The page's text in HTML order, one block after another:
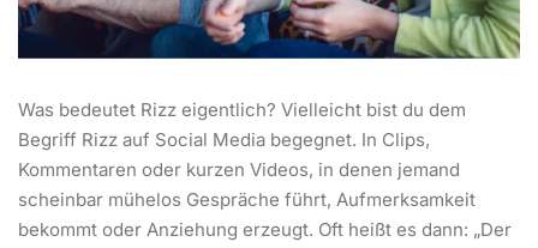
Was bedeutet Rizz eigentlich? Vielleicht bist du dem
Begriff Rizz auf Social Media begegnet. In Clips,
Kommentaren oder kurzen Videos, in denen jemand
scheinbar mühelos Gespräche führt, Aufmerksamkeit
bekommt oder Anziehung erzeugt. Oft heißt es dann: „Der